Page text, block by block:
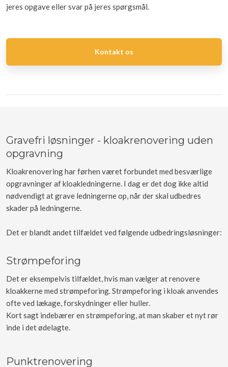
jeres opgave eller svar på jeres spørgsmål.​
Kontakt os
Gravefri løsninger - kloakrenovering uden
opgravning
Kloakrenovering har førhen været forbundet med besværlige
opgravninger af kloakledningerne. I dag er det dog ikke altid
nødvendigt at grave ledningerne op, når der skal udbedres
skader på ledningerne.
Det er blandt andet tilfældet ved følgende udbedringsløsninger:
Strømpeforing
Det er eksempelvis tilfældet, hvis man vælger at renovere
kloakkerne med strømpeforing. Strømpeforing i kloak anvendes
ofte ved lækage, forskydninger eller huller.
Kort sagt indebærer en strømpeforing, at man skaber et nyt rør
inde i det ødelagte.
Punktrenovering